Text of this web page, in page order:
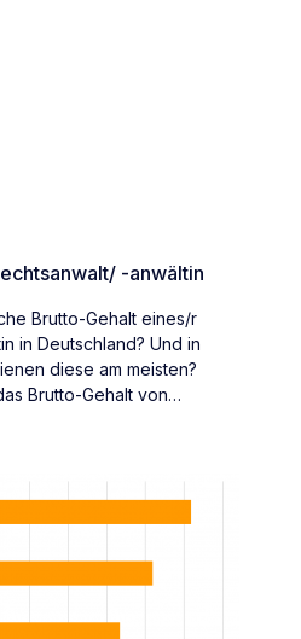
-anwältin
Brutto-Gehalt eines/r
in Deutschland? Und in
diese am meisten?
Brutto-Gehalt von